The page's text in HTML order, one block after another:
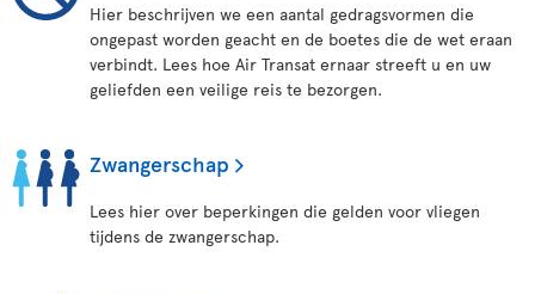
Hier beschrijven we een aantal gedragsvormen die
ongepast worden geacht en de boetes die de wet eraan
verbindt. Lees hoe Air Transat ernaar streeft u en uw
geliefden een veilige reis te bezorgen.
Zwangerschap
Lees hier over beperkingen die gelden voor vliegen
tijdens de zwangerschap.